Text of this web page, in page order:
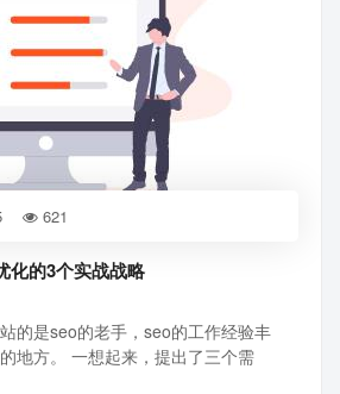
621
化的3个实战战略
是seo的老手，seo的工作经验丰
地方。 一想起来，提出了三个需